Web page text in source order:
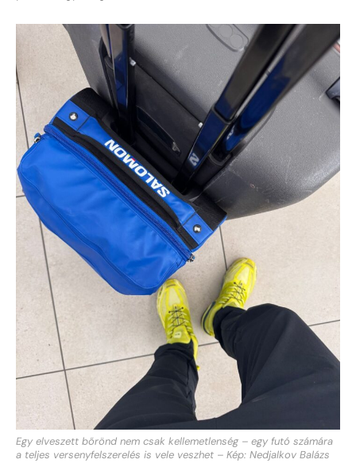
Egy elveszett bőrönd nem csak kellemetlenség – egy futó számára
a teljes versenyfelszerelés is vele veszhet – Kép: Nedjalkov Balázs